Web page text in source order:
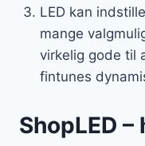
LED kan
mange
virkelig gode til
fintunes
ShopLED